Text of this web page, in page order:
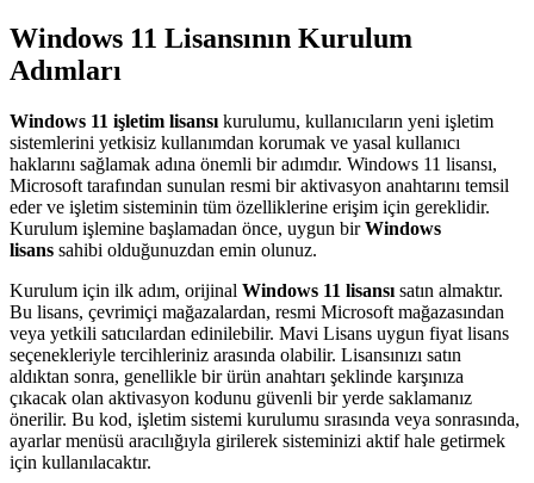
Windows 11 Lisansının Kurulum
Adımları
Windows 11 işletim lisansı kurulumu, kullanıcıların yeni işletim
sistemlerini yetkisiz kullanımdan korumak ve yasal kullanıcı
haklarını sağlamak adına önemli bir adımdır. Windows 11 lisansı,
Microsoft tarafından sunulan resmi bir aktivasyon anahtarını temsil
eder ve işletim sisteminin tüm özelliklerine erişim için gereklidir.
Kurulum işlemine başlamadan önce, uygun birWindows
lisans sahibi olduğunuzdan emin olunuz.
Kurulum için ilk adım, orijinal Windows 11 lisansı satın almaktır.
Bu lisans, çevrimiçi mağazalardan, resmi Microsoft mağazasından
veya yetkili satıcılardan edinilebilir. Mavi Lisans uygun fiyat lisans
seçenekleriyle tercihleriniz arasında olabilir. Lisansınızı satın
aldıktan sonra, genellikle bir ürün anahtarı şeklinde karşınıza
çıkacak olan aktivasyon kodunu güvenli bir yerde saklamanız
önerilir. Bu kod, işletim sistemi kurulumu sırasında veya sonrasında,
ayarlar menüsü aracılığıyla girilerek sisteminizi aktif hale getirmek
için kullanılacaktır.